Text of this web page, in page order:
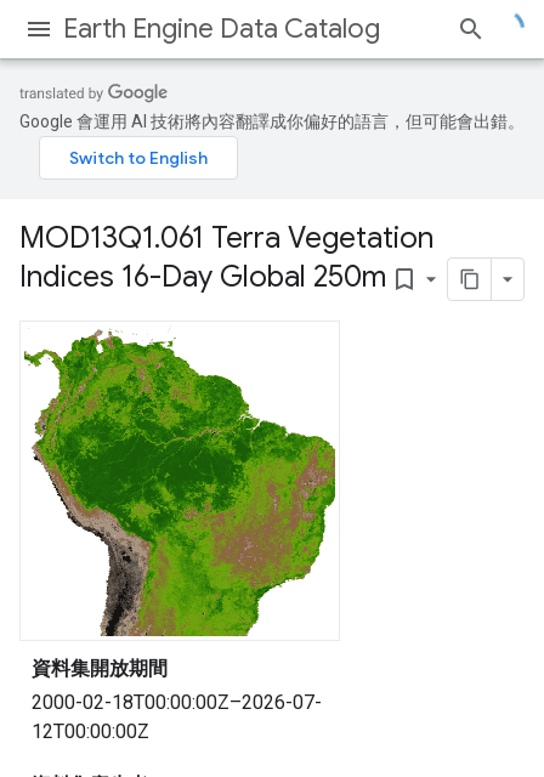
Earth Engine Data Catalog
Google 會運用 AI 技術將內容翻譯成你偏好的語言，但可能會出錯。
MOD13Q1.061 Terra Vegetation
Indices 16-Day Global 250m bookmark_border
資料集開放期間
2000-02-18T00:00:00Z–2026-07-
12T00:00:00Z